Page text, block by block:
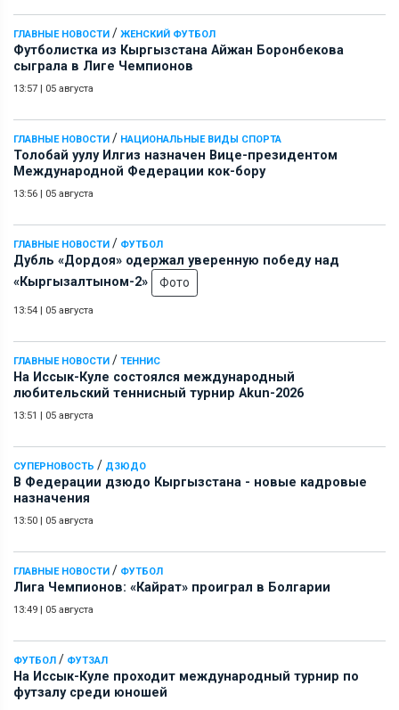
ГЛАВНЫЕ НОВОСТИ / ЖЕНСКИЙ ФУТБОЛ
Футболистка из Кыргызстана Айжан Боронбекова
сыграла в Лиге Чемпионов
13:57 | 05 августа
ГЛАВНЫЕ НОВОСТИ / НАЦИОНАЛЬНЫЕ ВИДЫ СПОРТА
Толобай уулу Илгиз назначен Вице-президентом
Международной Федерации кок-бору
13:56 | 05 августа
ГЛАВНЫЕ НОВОСТИ / ФУТБОЛ
Дубль «Дордоя» одержал уверенную победу над
«Кыргызалтыном-2»
Фото
13:54 | 05 августа
ГЛАВНЫЕ НОВОСТИ / ТЕННИС
На Иссык-Куле состоялся международный
любительский теннисный турнир Akun-2026
13:51 | 05 августа
СУПЕРНОВОСТЬ / ДЗЮДО
В Федерации дзюдо Кыргызстана - новые кадровые
назначения
13:50 | 05 августа
ГЛАВНЫЕ НОВОСТИ / ФУТБОЛ
Лига Чемпионов: «Кайрат» проиграл в Болгарии
13:49 | 05 августа
ФУТБОЛ / ФУТЗАЛ
На Иссык-Куле проходит международный турнир по
футзалу среди юношей